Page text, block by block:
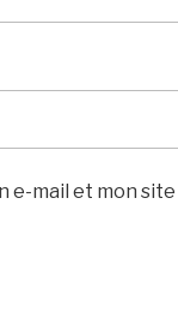
e-mail et mon